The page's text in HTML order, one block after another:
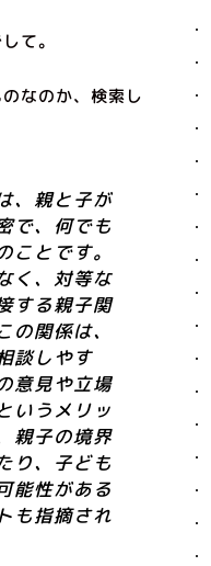
て。
なのか、検索し
、親と子が
で、何でも
ことです。
く、対等な
する親子関
の関係は、
談しやす
意見や立場
いうメリッ
親子の境界
り、子ども
能性がある
も指摘され